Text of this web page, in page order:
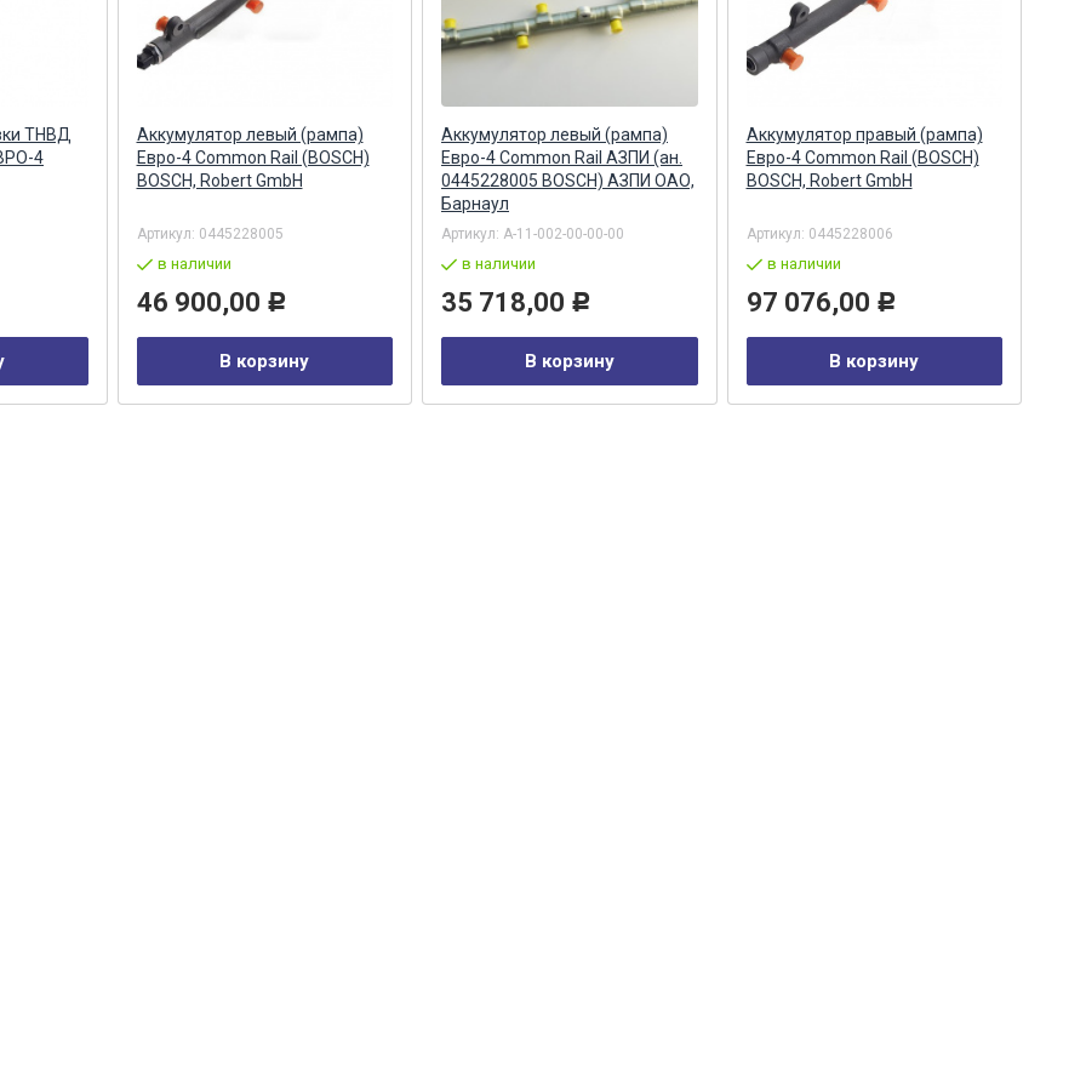
ТНВД
4
Аккумулятор левый (рампа)
Евро-4 Common Rail (BOSCH)
BOSCH, Robert GmbH
Артикул: 0445228005
в наличии
46 900,00 Р
В корзину
Аккумулятор левый (рампа)
Евро-4 Common Rail АЗПИ (ан.
0445228005 BOSCH) АЗПИ ОАО,
Барнаул
Артикул: А-11-002-00-00-00
в наличии
35 718,00 Р
В корзину
Аккумулятор правый (рампа)
Евро-4 Common Rail (BOSCH)
BOSCH, Robert GmbH
Артикул: 0445228006
в наличии
97 076,00 Р
В корзину